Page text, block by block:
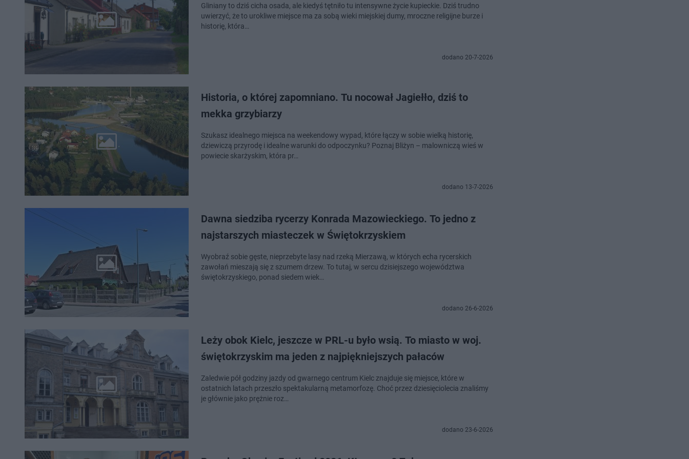
Gliniany to dziś cicha osada, ale kiedyś tętniło tu intensywne życie kupieckie. Dziś trudno
uwierzyć, że to urokliwe miejsce ma za sobą wieki miejskiej dumy, mroczne religijne burze i
historię, która…
dodano 20-7-2026
Historia, o której zapomniano. Tu nocował Jagiełło, dziś to
mekka grzybiarzy
Szukasz idealnego miejsca na weekendowy wypad, które łączy w sobie wielką historię,
dziewiczą przyrodę i idealne warunki do odpoczynku? Poznaj Bliżyn – malowniczą wieś w
powiecie skarżyskim, która pr…
dodano 13-7-2026
Dawna siedziba rycerzy Konrada Mazowieckiego. To jedno z
najstarszych miasteczek w Świętokrzyskiem
Wyobraź sobie gęste, nieprzebyte lasy nad rzeką Mierzawą, w których echa rycerskich
zawołań mieszają się z szumem drzew. To tutaj, w sercu dzisiejszego województwa
świętokrzyskiego, ponad siedem wiek…
dodano 26-6-2026
Leży obok Kielc, jeszcze w PRL-u było wsią. To miasto w woj.
świętokrzyskim ma jeden z najpiękniejszych pałaców
Zaledwie pół godziny jazdy od gwarnego centrum Kielc znajduje się miejsce, które w
ostatnich latach przeszło spektakularną metamorfozę. Choć przez dziesięciolecia znaliśmy
je głównie jako prężnie roz…
dodano 23-6-2026